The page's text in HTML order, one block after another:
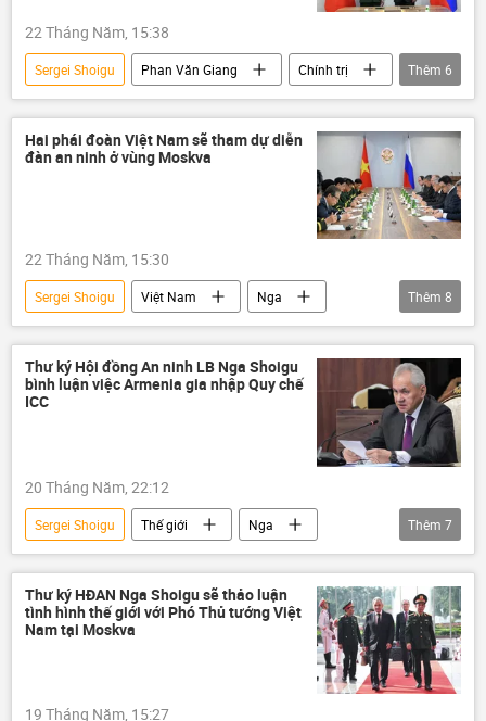
22 Tháng Năm, 15:38
Sergei Shoigu Phan Văn Giang
Chính trị
Thế giới
Nga
Hợp tác Nga-Việt
Việt Nam
Bộ Quốc phòng Việt Nam
quan hệ chiến lược
Thêm 6
Hai phái đoàn Việt Nam sẽ tham dự diễn
đàn an ninh ở vùng Moskva
22 Tháng Năm, 15:30
Sergei Shoigu Việt Nam
Nga
Hợp tác Nga-Việt
Thế giới
Chính trị
Phan Văn Giang
an ninh
Bộ Công an Việt Nam
Thêm 8
Thư ký Hội đồng An ninh LB Nga Shoigu
bình luận việc Armenia gia nhập Quy chế
ICC
20 Tháng Năm, 22:12
Sergei Shoigu Thế giới
Nga
Hội đồng An ninh Nga
bình luận
Armenia
Chính trị
EU
NATO
quan hệ quốc tế
Thêm 7
Thư ký HĐAN Nga Shoigu sẽ thảo luận
tình hình thế giới với Phó Thủ tướng Việt
Nam tại Moskva
19 Tháng Năm, 15:27